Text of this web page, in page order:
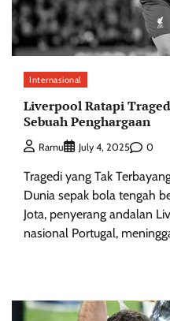
Internasional
Liverpool Ratapi
Sebuah Penghargaan
Ramu July 4, 2025 0
Tragedi yang Tak
Dunia sepak bola tengah
Jota, penyerang andalan
nasional Portugal,